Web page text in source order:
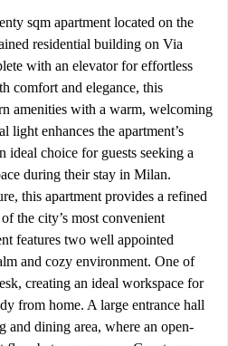
sqm apartment located on the
residential building on Via
with an elevator for effortless
comfort and elegance, this
amenities with a warm, welcoming
light enhances the apartment’s
ideal choice for guests seeking a
during their stay in Milan.
this apartment provides a refined
the city’s most convenient
features two well appointed
and cozy environment. One of
creating an ideal workspace for
from home. A large entrance hall
and dining area, where an open-